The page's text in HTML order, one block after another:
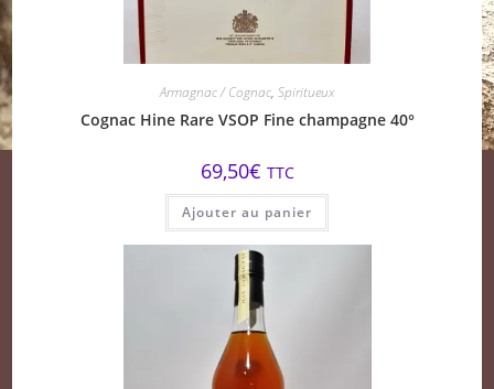
Armagnac / Cognac, Spiritueux
Cognac Hine Rare VSOP Fine champagne 40°
69,50€ TTC
Ajouter au panier